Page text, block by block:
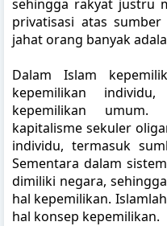
sehingga rakyat justru
privatisasi atas
jahat orang banyak
Dalam Islam
kepemilikan
kepemilikan umum.
kapitalisme sekuler
individu, termasuk
Sementara dalam
dimiliki negara,
hal kepemilikan.
hal konsep kepemilikan.